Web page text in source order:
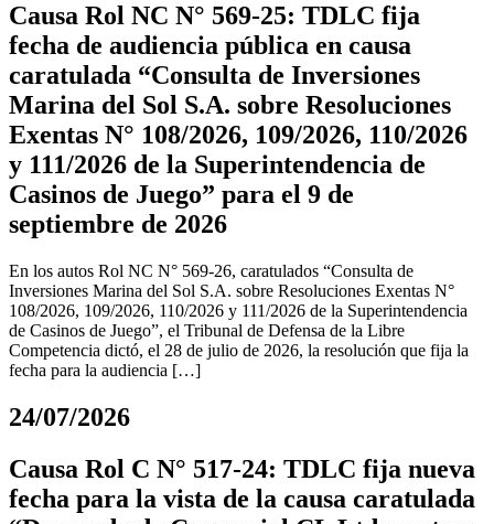
Causa Rol NC N° 569-25: TDLC fija
fecha de audiencia pública en causa
caratulada “Consulta de Inversiones
Marina del Sol S.A. sobre Resoluciones
Exentas N° 108/2026, 109/2026, 110/2026
y 111/2026 de la Superintendencia de
Casinos de Juego” para el 9 de
septiembre de 2026
En los autos Rol NC N° 569-26, caratulados “Consulta de
Inversiones Marina del Sol S.A. sobre Resoluciones Exentas N°
108/2026, 109/2026, 110/2026 y 111/2026 de la Superintendencia
de Casinos de Juego”, el Tribunal de Defensa de la Libre
Competencia dictó, el 28 de julio de 2026, la resolución que fija la
fecha para la audiencia […]
24/07/2026
Causa Rol C N° 517-24: TDLC fija nueva
fecha para la vista de la causa caratulada